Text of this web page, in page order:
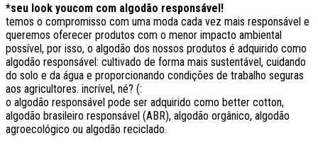
*seu look youcom com algodão responsável!
temos o compromisso com uma moda cada vez mais responsável e
queremos oferecer produtos com o menor impacto ambiental
possível, por isso, o algodão dos nossos produtos é adquirido como
algodão responsável: cultivado de forma mais sustentável, cuidando
do solo e da água e proporcionando condições de trabalho seguras
aos agricultores. incrível, né? (:
o algodão responsável pode ser adquirido como better cotton,
algodão brasileiro responsável (ABR), algodão orgânico, algodão
agroecológico ou algodão reciclado.